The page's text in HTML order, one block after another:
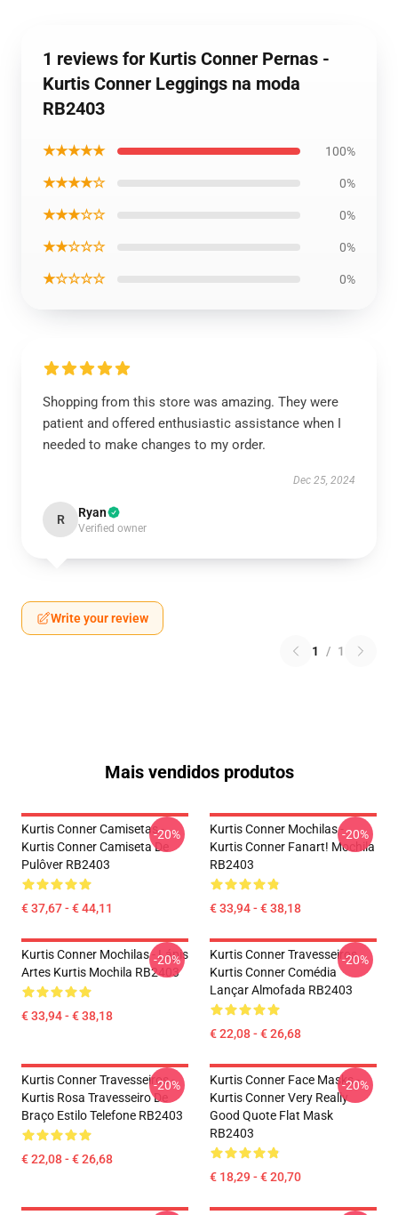
1 reviews for Kurtis Conner Pernas -
Kurtis Conner Leggings na moda
RB2403
★★★★★ 100%
★★★★☆ 0%
★★★☆☆ 0%
★★☆☆☆ 0%
★☆☆☆☆ 0%
Shopping from this store was amazing. They were
patient and offered enthusiastic assistance when I
needed to make changes to my order.
Dec 25, 2024
R Ryan
Verified owner
Write your review
1 / 1
Mais vendidos produtos
Kurtis Conner Camisetas -
Kurtis Conner Camiseta De
Pulôver RB2403
€ 37,67 - € 44,11
-20%
Kurtis Conner Mochilas -
Kurtis Conner Fanart! Mochila
RB2403
€ 33,94 - € 38,18
-20%
Kurtis Conner Mochilas - Lápis
Artes Kurtis Mochila RB2403
€ 33,94 - € 38,18
-20%
Kurtis Conner Travesseiros...
Kurtis Conner Comédia
Lançar Almofada RB2403
€ 22,08 - € 26,68
-20%
Kurtis Conner Travesseiros -
Kurtis Rosa Travesseiro De
Braço Estilo Telefone RB2403
€ 22,08 - € 26,68
-20%
Kurtis Conner Face Masks -
Kurtis Conner Very Really
Good Quote Flat Mask
RB2403
€ 18,29 - € 20,70
-20%